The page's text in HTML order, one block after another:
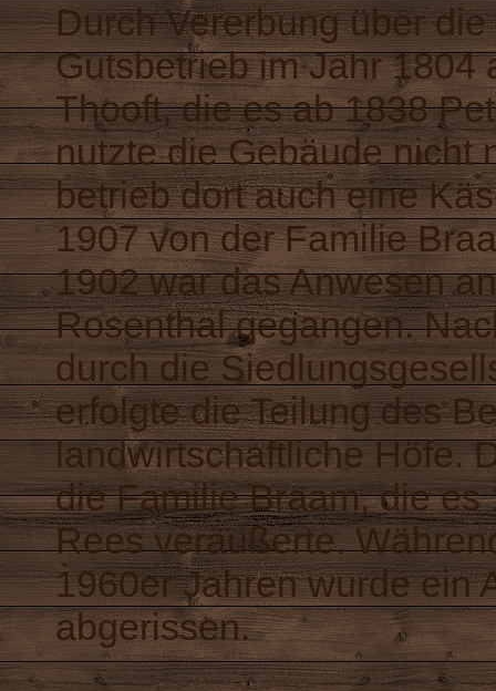
Durch Vererbung über
Gutsbetrieb im Jahr
Thooft, die es ab 1838
nutzte die Gebäude nicht
betrieb dort auch eine
1907 von der Familie
1902 war das Anwesen
Rosenthal gegangen.
durch die
erfolgte die Teilung des
landwirtschaftliche Höfe.
die Familie Braam, die
Rees veräußerte.
1960er Jahren wurde ein
abgerissen.